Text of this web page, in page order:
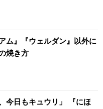
ム』『ウェルダン』以外に
焼き方
今日もキュウリ」 『にほ